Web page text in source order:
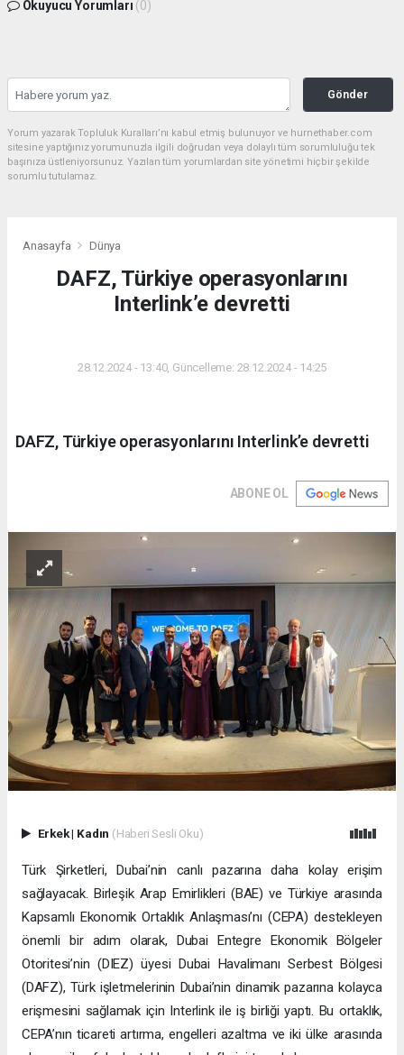
Okuyucu Yorumları (0)
Gönder
Yorum yazarak Topluluk Kuralları’nı kabul etmiş bulunuyor ve hurnethaber.com
sitesine yaptığınız yorumunuzla ilgili doğrudan veya dolaylı tüm sorumluluğu tek
başınıza üstleniyorsunuz. Yazılan tüm yorumlardan site yönetimi hiçbir şekilde
sorumlu tutulamaz.
Anasayfa Dünya
DAFZ, Türkiye operasyonlarını
Interlink’e devretti
28.12.2024 - 13:40, Güncelleme: 28.12.2024 - 14:25
DAFZ, Türkiye operasyonlarını Interlink’e devretti
ABONE OL
Erkek| Kadın (Haberi Sesli Oku)
Türk Şirketleri, Dubai’nin canlı pazarına daha kolay erişim
sağlayacak. Birleşik Arap Emirlikleri (BAE) ve Türkiye arasında
Kapsamlı Ekonomik Ortaklık Anlaşması’nı (CEPA) destekleyen
önemli bir adım olarak, Dubai Entegre Ekonomik Bölgeler
Otoritesi’nin (DIEZ) üyesi Dubai Havalimanı Serbest Bölgesi
(DAFZ), Türk işletmelerinin Dubai’nin dinamik pazarına kolayca
erişmesini sağlamak için Interlink ile iş birliği yaptı. Bu ortaklık,
CEPA’nın ticareti artırma, engelleri azaltma ve iki ülke arasında